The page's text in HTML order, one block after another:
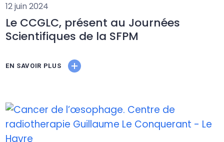
12 juin 2024
Le CCGLC, présent au Journées
Scientifiques de la SFPM
EN SAVOIR PLUS